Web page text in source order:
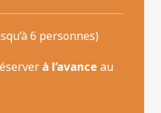
6 personnes)
à l’avance au